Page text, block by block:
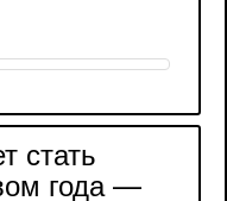
стать
года —